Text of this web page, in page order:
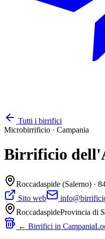
Tutti i birrifici
Microbirrificio · Campania
Birrificio
Roccadaspide (Salerno) ·
Sito web
RoccadaspideProvincia di
← Birrifici in Campania